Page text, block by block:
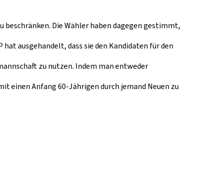
beschränken. Die Wähler haben dagegen gestimmt,
ausgehandelt, dass sie den Kandidaten für den
zu nutzen. Indem man entweder
einen Anfang 60-Jährigen durch jemand Neuen zu